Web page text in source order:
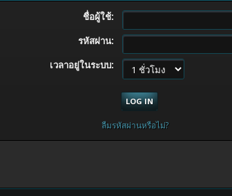
ชื่อผู้ใช้:
รหัสผ่าน:
เวลาอยู่ในระบบ:
ลืมรหัสผ่านหรือไม่?